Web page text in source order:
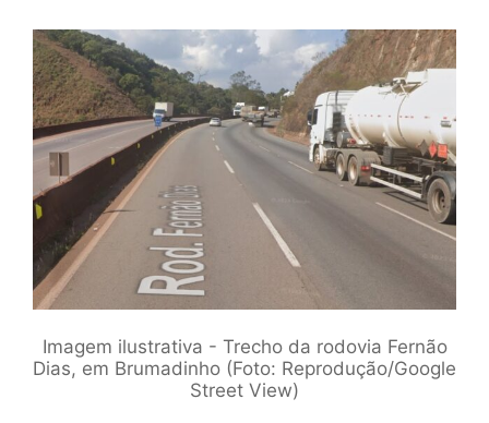
Imagem ilustrativa - Trecho da rodovia Fernão
Dias, em Brumadinho (Foto: Reprodução/Google
Street View)